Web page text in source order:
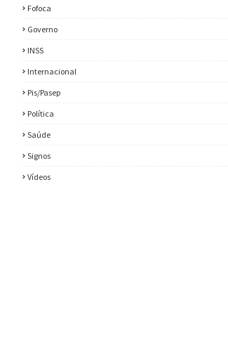
Fofoca
Governo
INSS
Internacional
Pis/Pasep
Política
Saúde
Signos
Vídeos